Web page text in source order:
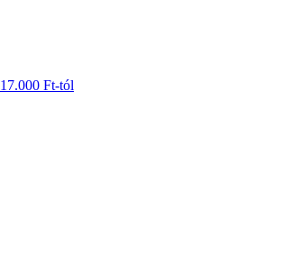
17.000 Ft-tól